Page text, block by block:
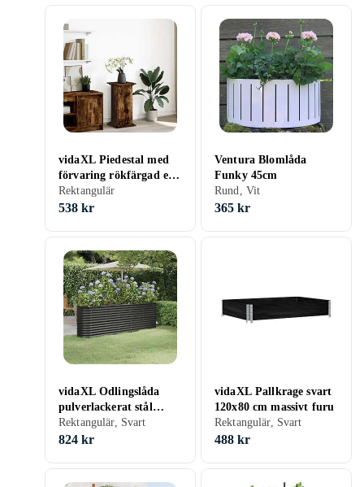
vidaXL Piedestal med
förvaring rökfärgad ek
31x30x60cm
konstruerat trä
Rektangulär
538 kr
Ventura Blomlåda
Funky 45cm
Rund, Vit
365 kr
vidaXL Odlingslåda
pulverlackerat stål
224x40x68 cm antracit
318901
Rektangulär, Svart
824 kr
vidaXL Pallkrage svart
120x80 cm massivt furu
Rektangulär, Svart
488 kr